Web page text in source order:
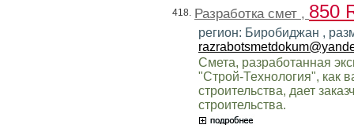
418. Разработка смет , 850
регион: Биробиджан ,
Смета, разработанная
"Строй-Технология", как
строительства, дает
строительства.